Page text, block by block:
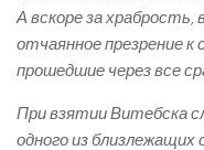
А вскоре за
отчаянное презрение
прошедшие через все
При взятии Витебска
одного из близлежащих